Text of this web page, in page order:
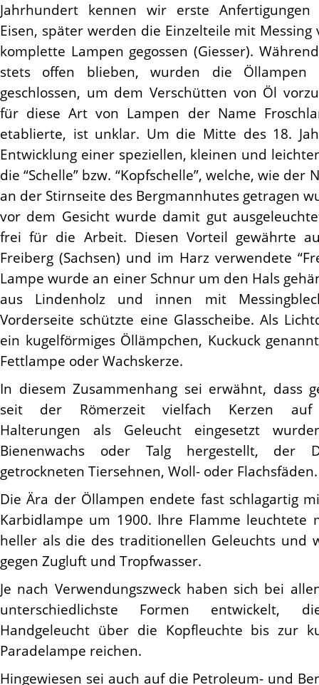
Jahrhundert kennen wir erste Anfertigungen
Eisen, später werden die Einzelteile mit
komplette Lampen gegossen (Giesser).
stets offen blieben, wurden die Öllampen
geschlossen, um dem Verschütten von Öl
für diese Art von Lampen der Name
etablierte, ist unklar. Um die Mitte des 18.
Entwicklung einer speziellen, kleinen und
die “Schelle” bzw. “Kopfschelle”, welche, wie der
an der Stirnseite des Bergmannhutes getragen
vor dem Gesicht wurde damit gut
frei für die Arbeit. Diesen Vorteil gewährte
Freiberg (Sachsen) und im Harz verwendete
Lampe wurde an einer Schnur um den Hals
aus Lindenholz und innen mit
Vorderseite schützte eine Glasscheibe. Als
ein kugelförmiges Öllämpchen, Kuckuck
Fettlampe oder Wachskerze.
In diesem Zusammenhang sei erwähnt, dass
seit der Römerzeit vielfach Kerzen auf
Halterungen als Geleucht eingesetzt
Bienenwachs oder Talg hergestellt, der
getrockneten Tiersehnen, Woll- oder Flachsfäden.
Die Ära der Öllampen endete fast schlagartig
Karbidlampe um 1900. Ihre Flamme leuchtete
heller als die des traditionellen Geleuchts und
gegen Zugluft und Tropfwasser.
Je nach Verwendungszweck haben sich bei
unterschiedlichste Formen entwickelt,
Handgeleucht über die Kopfleuchte bis zur
Paradelampe reichen.
Hingewiesen sei auch auf die Petroleum- und